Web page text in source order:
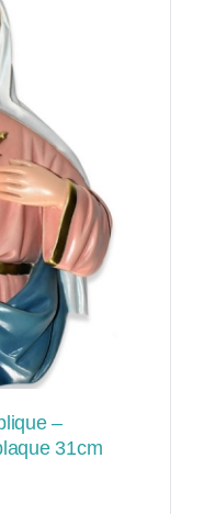
–
31cm